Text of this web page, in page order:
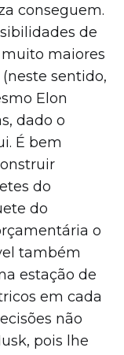
conseguem.
de
maiores
sentido,
Elon
dado o
É bem
do
do
o
também
estação de
em cada
não
pois lhe